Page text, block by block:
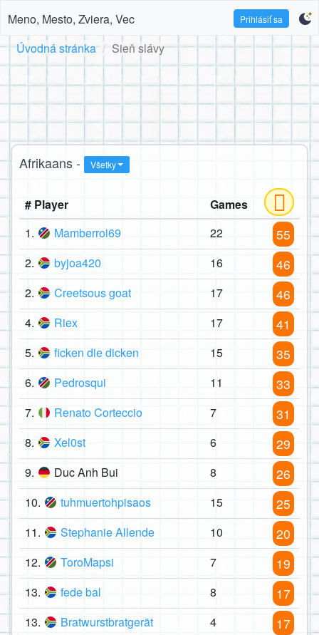
Meno, Mesto, Zviera, Vec Prihlásiť sa
Úvodná stránka Sieň slávy
Afrikaans - Všetky
# Player
Games
1.
Mamberroi69 22 55
2. byjoa420 16 46
2. Creetsous goat 17 46
4. Riex 17 41
5. ficken die dicken 15 35
6. Pedrosqui 11 33
7. Renato Corteccio 7 31
8. Xel0st 6 29
9. Duc Anh Bui 8 26
10. tuhmuertohpisaos 15 25
11. Stephanie Allende 10 20
12. ToroMapsi 7 19
13. fede bal 8 17
13. Bratwurstbratgerät 4 17